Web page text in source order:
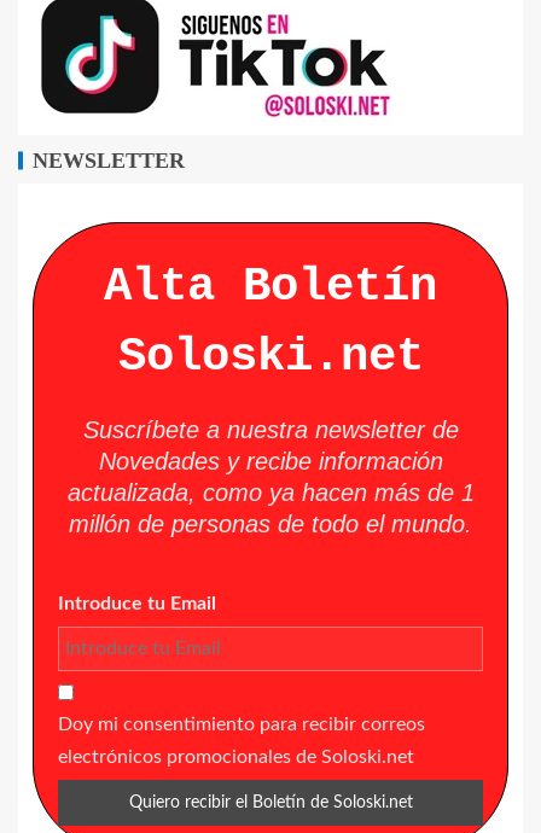
NEWSLETTER
Alta Boletín
Soloski.net
Suscríbete a nuestra newsletter de
Novedades y recibe información
actualizada, como ya hacen más de 1
millón de personas de todo el mundo.
Introduce tu Email
Doy mi consentimiento para recibir correos
electrónicos promocionales de Soloski.net